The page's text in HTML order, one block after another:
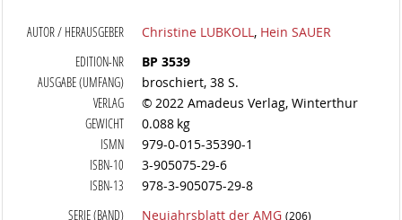
AUTOR / HERAUSGEBER Christine LUBKOLL, Hein SAUER
EDITION-NR
BP 3539
AUSGABE (UMFANG)
broschiert, 38 S.
VERLAG
© 2022 Amadeus Verlag, Winterthur
GEWICHT
0.088 kg
ISMN
979-0-015-35390-1
ISBN-10
3-905075-29-6
ISBN-13
978-3-905075-29-8
SERIE (BAND)
Neujahrsblatt der AMG (206)